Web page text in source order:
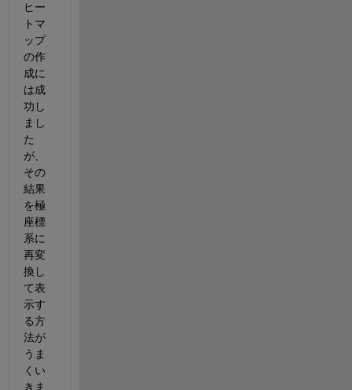
ヒー
トマ
ップ
の作
成に
は成
功し
まし
た
が、
その
結果
を極
座標
系に
再変
換し
て表
示す
る方
法が
うま
くい
きま